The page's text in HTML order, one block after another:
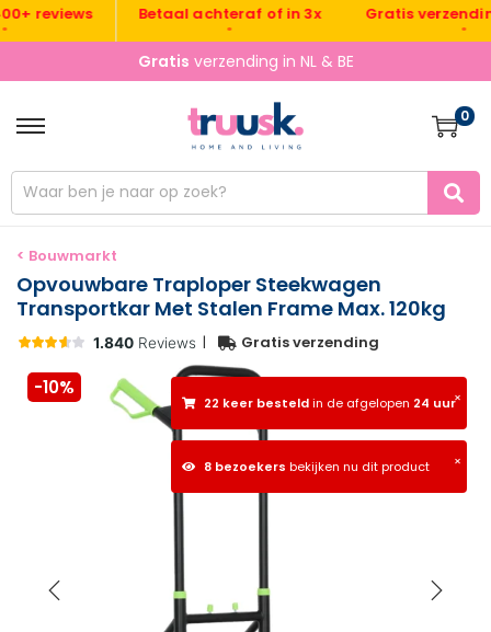
Betaal achteraf of in 3x Gratis verzending
Gratis verzending in NL & BE
0
< Bouwmarkt
Opvouwbare Traploper Steekwagen
Transportkar Met Stalen Frame Max. 120kg
| Gratis verzending
×
22 keer besteldin de afgelopen 24 uur
×
8 bezoekers bekijken nu dit product
-10%